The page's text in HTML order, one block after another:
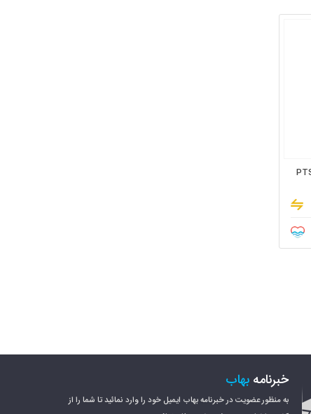
خبرنامه بهاب
به منظور عضویت در خبرنامه بهاب ایمیل خود را وارد نمائید تا شما را از